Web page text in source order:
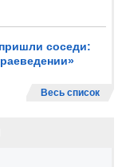
соседи:
Весь список